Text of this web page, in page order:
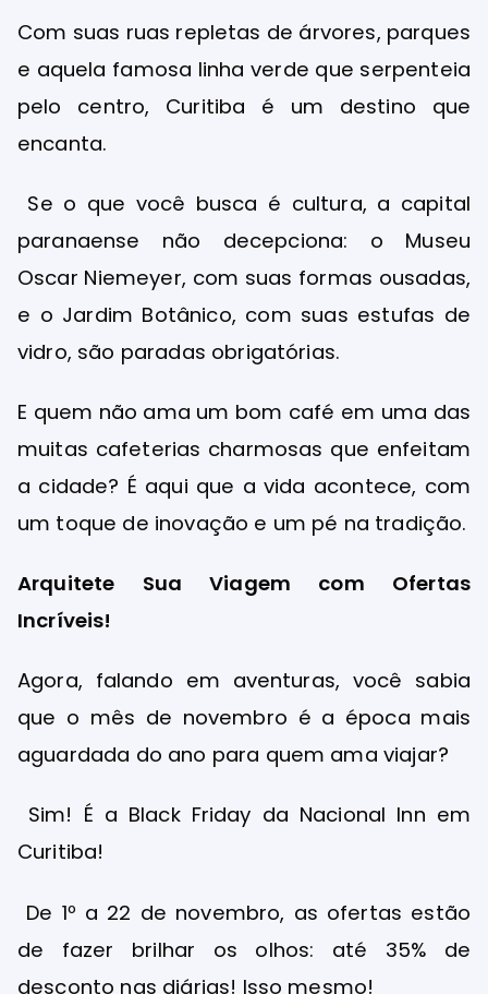
Com suas ruas repletas de árvores, parques
e aquela famosa linha verde que serpenteia
pelo centro, Curitiba é um destino que
encanta.
Se o que você busca é cultura, a capital
paranaense não decepciona: o Museu
Oscar Niemeyer, com suas formas ousadas,
e o Jardim Botânico, com suas estufas de
vidro, são paradas obrigatórias.
E quem não ama um bom café em uma das
muitas cafeterias charmosas que enfeitam
a cidade? É aqui que a vida acontece, com
um toque de inovação e um pé na tradição.
Arquitete Sua Viagem com Ofertas
Incríveis!
Agora, falando em aventuras, você sabia
que o mês de novembro é a época mais
aguardada do ano para quem ama viajar?
Sim! É a Black Friday da Nacional Inn em
Curitiba!
De 1º a 22 de novembro, as ofertas estão
de fazer brilhar os olhos: até 35% de
desconto nas diárias! Isso mesmo!